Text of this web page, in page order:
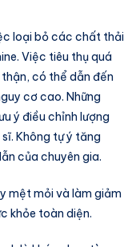
loại bỏ các chất thải
Việc tiêu thụ quá
có thể dẫn đến
cơ cao. Những
ý điều chỉnh lượng
Không tự ý tăng
của chuyên gia.
mệt mỏi và làm giảm
khỏe toàn diện.